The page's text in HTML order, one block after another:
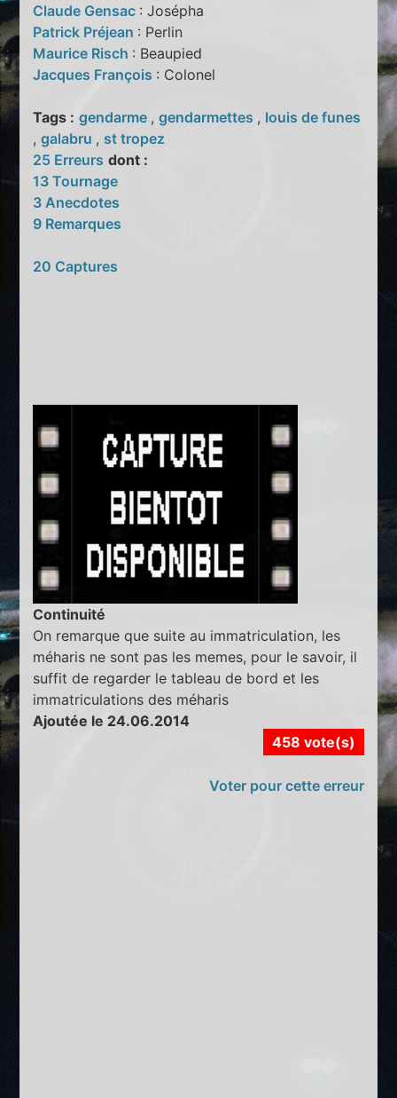
Claude Gensac : Josépha
Patrick Préjean : Perlin
Maurice Risch : Beaupied
Jacques François : Colonel
Tags : gendarme ,gendarmettes , louis de funes
,galabru , st tropez
25 Erreurs dont :
13 Tournage
3 Anecdotes
9 Remarques
20 Captures
Continuité
On remarque que suite au immatriculation, les
méharis ne sont pas les memes, pour le savoir, il
suffit de regarder le tableau de bord et les
immatriculations des méharis
Ajoutée le 24.06.2014
458 vote(s)
Voter pour cette erreur